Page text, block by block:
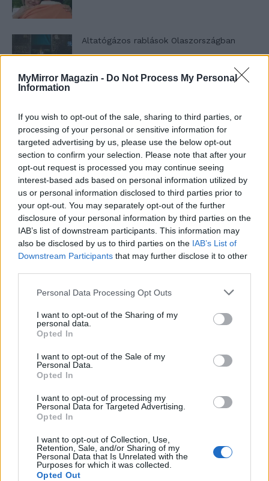
MyMirror Magazin - Do Not Process My Personal
Information
If you wish to opt-out of the sale, sharing to third parties, or
processing of your personal or sensitive information for
targeted advertising by us, please use the below opt-out
section to confirm your selection. Please note that after your
opt-out request is processed you may continue seeing
interest-based ads based on personal information utilized by
us or personal information disclosed to third parties prior to
your opt-out. You may separately opt-out of the further
disclosure of your personal information by third parties on the
IAB’s list of downstream participants. This information may
also be disclosed by us to third parties on the IAB’s List of
Downstream Participants that may further disclose it to other
Personal Data Processing Opt Outs
I want to opt-out of the Sharing of my
personal data.
Opted In
I want to opt-out of the Sale of my
Personal Data.
Opted In
I want to opt-out of processing my
Personal Data for Targeted Advertising.
Opted In
I want to opt-out of Collection, Use,
Retention, Sale, and/or Sharing of my
Personal Data that Is Unrelated with the
Purposes for which it was collected.
Opted Out
Altatógázos rablások Olaszországban
T. Barnett: Gyilkosság a Garda-tónál 12.
rész
T. szereti a fiatal lányokat 13. rész
Minka 10. rész
Minka 9. rész
10 tanács, ha jobban akarod érezni magad
a hétköznapokban